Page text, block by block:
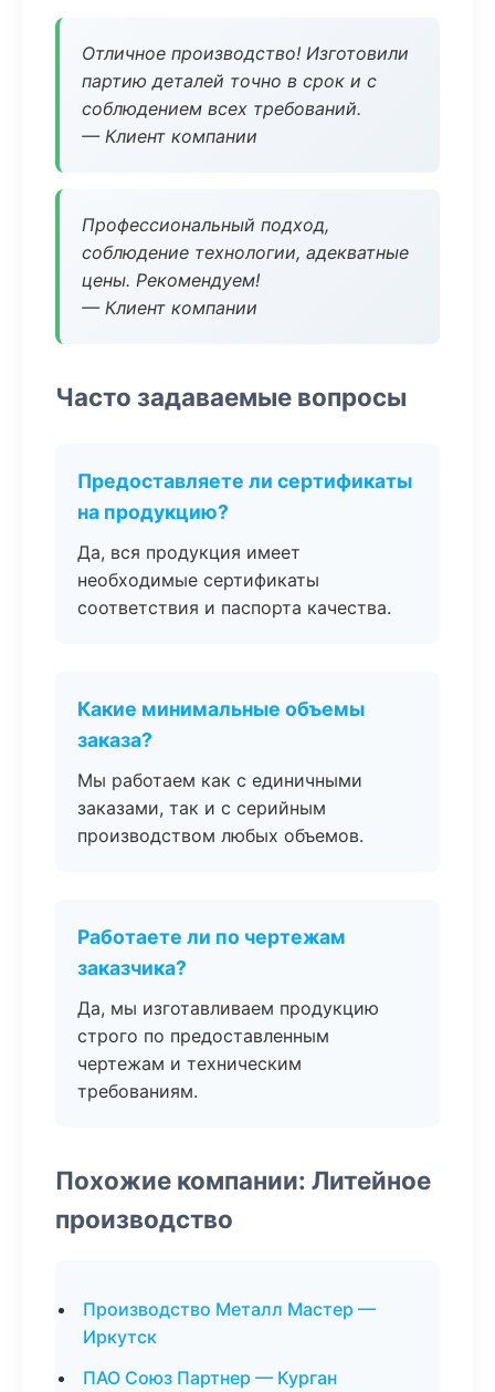
Отличное производство! Изготовили
партию деталей точно в срок и с
соблюдением всех требований.
— Клиент компании
Профессиональный подход,
соблюдение технологии, адекватные
цены. Рекомендуем!
— Клиент компании
Часто задаваемые вопросы
Предоставляете ли сертификаты
на продукцию?
Да, вся продукция имеет
необходимые сертификаты
соответствия и паспорта качества.
Какие минимальные объемы
заказа?
Мы работаем как с единичными
заказами, так и с серийным
производством любых объемов.
Работаете ли по чертежам
заказчика?
Да, мы изготавливаем продукцию
строго по предоставленным
чертежам и техническим
требованиям.
Похожие компании: Литейное
производство
Производство Металл Мастер —
Иркутск
ПАО Союз Партнер — Курган